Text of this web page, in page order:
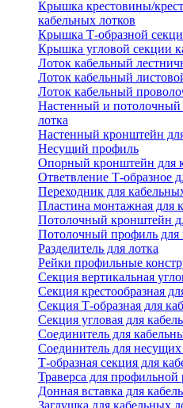
Крышка крестовины/
кабельных лотков
Крышка Т-образной
Крышка угловой секции
Лоток кабельный
Лоток кабельный
Лоток кабельный
Настенный и потолочный
лотка
Настенный кронштейн
Несущий профиль
Опорный кронштейн для
Ответвление Т-образное
Переходник для
Пластина монтажная для
Потолочный кронштейн
Потолочный профиль для
Разделитель для лотка
Рейки профильные
Секция вертикальная
Секция крестообразная
Секция Т-образная для
Секция угловая для
Соединитель для
Соединитель для
Т-образная секция для
Траверса для профильной
Донная вставка для
Заглушка для кабельных